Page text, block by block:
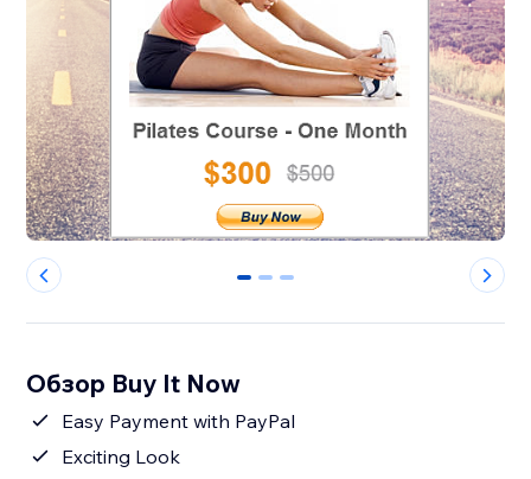
0 1 2
Обзор Buy It Now
Easy Payment with PayPal
Exciting Look